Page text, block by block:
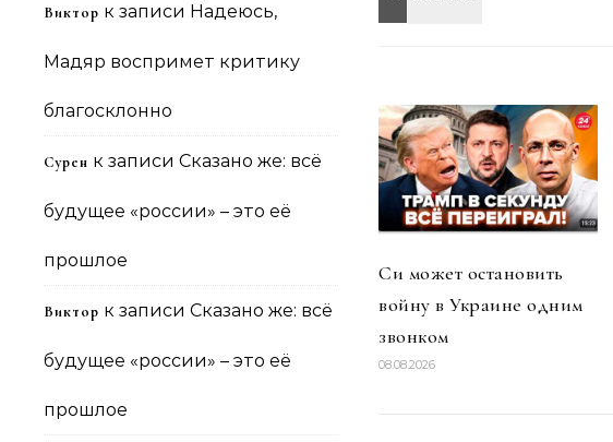
Виктор к записи Надеюсь,
Мадяр воспримет критику
благосклонно
Сурен к записи Сказано же: всё
будущее «россии» – это её
прошлое
Виктор к записи Сказано же: всё
будущее «россии» – это её
прошлое
Си может остановить
войну в Украине одним
звонком
08.08.2026